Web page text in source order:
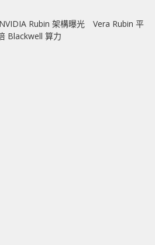
Rubin 架構曝光 Vera Rubin 平
Blackwell 算力